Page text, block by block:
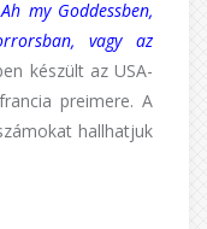
Ah my Goddessben,
vagy az
készült az USA-
preimere. A
hallhatjuk